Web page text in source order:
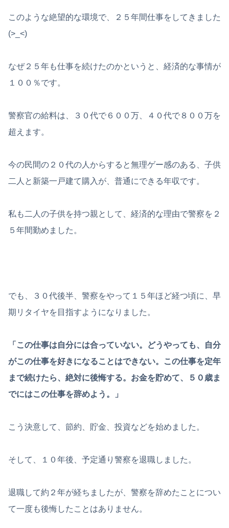
このような絶望的な環境で、２５年間仕事をしてきました
(>_<)
なぜ２５年も仕事を続けたのかというと、経済的な事情が
１００％です。
警察官の給料は、３０代で６００万、４０代で８００万を
超えます。
今の民間の２０代の人からすると無理ゲー感のある、子供
二人と新築一戸建て購入が、普通にできる年収です。
私も二人の子供を持つ親として、経済的な理由で警察を２
５年間勤めました。
でも、３０代後半、警察をやって１５年ほど経つ頃に、早
期リタイヤを目指すようになりました。
「この仕事は自分には合っていない。どうやっても、自分
がこの仕事を好きになることはできない。この仕事を定年
まで続けたら、絶対に後悔する。お金を貯めて、５０歳ま
でにはこの仕事を辞めよう。」
こう決意して、節約、貯金、投資などを始めました。
そして、１０年後、予定通り警察を退職しました。
退職して約２年が経ちましたが、警察を辞めたことについ
て一度も後悔したことはありません。